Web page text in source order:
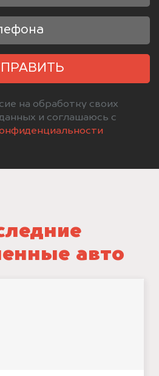
на обработку своих
и соглашаюсь с
авто